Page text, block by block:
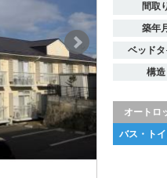
間取
築年月
ベッド
構造
オートロ
バス・ト